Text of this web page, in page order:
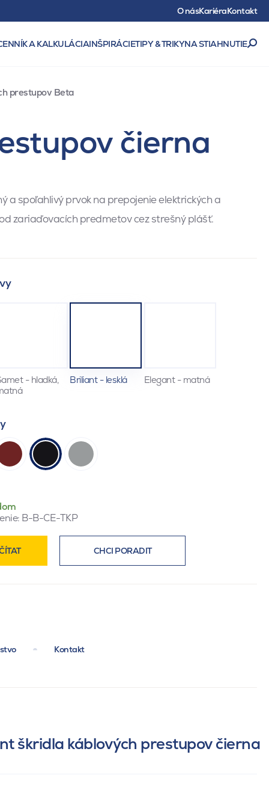
O násKariéraKontakt
A KALKULÁCIAINŠPIRÁCIETIPY & TRIKYNA STIAHNUTIE
prestupov Beta
čierna
a spoľahlivý prvok na prepojenie elektrických a
zariaďovacích predmetov cez strešný plášť.
- hladká,
Briliant - lesklá Elegant - matná
B-B-CE-TKP
CHCI PORADIT
Kontakt
škridla káblových prestupov čierna